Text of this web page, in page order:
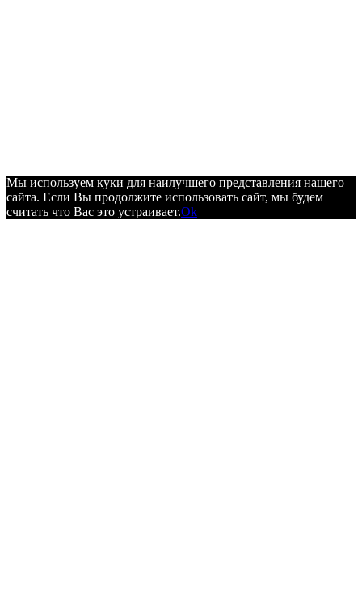
Мы используем куки для наилучшего представления нашего
сайта. Если Вы продолжите использовать сайт, мы будем
считать что Вас это устраивает.Ok